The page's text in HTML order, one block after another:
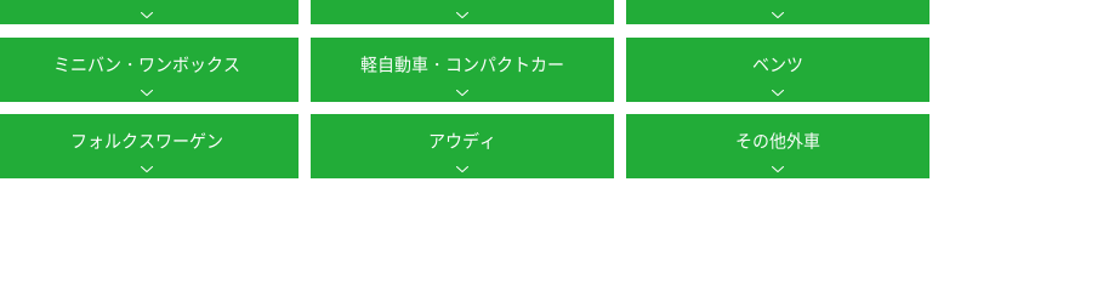
ミニバン・ワンボックス 軽自動車・コンパクトカー ベンツ
フォルクスワーゲン アウディ その他外車